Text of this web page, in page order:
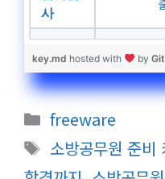
사
key.md hosted with by
카
테
freeware
태
그
소방공무원 준비